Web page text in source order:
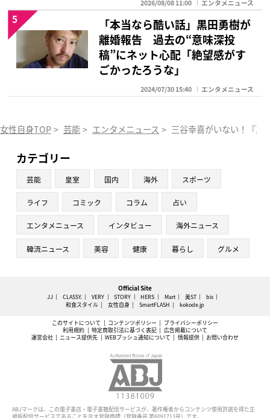
2026/08/08 11:00 エンタメニュース
「本当なら酷い話」黒田勇樹が
離婚報告 過去の“意味深投
稿”にネット心配「絶望感がす
ごかったろうな」
2024/07/30 15:40 エンタメニュース
5
女性自身TOP > 芸能 > エンタメニュース > 三谷幸喜がいない！『真
カテゴリー
芸能 皇室 国内 海外 スポーツ
ライフ コミック コラム 占い
エンタメニュース インタビュー 海外ニュース
韓流ニュース 美容 健康 暮らし グルメ
Official Site
JJ CLASSY. VERY STORY HERS Mart 美ST
bis
和食スタイル
女性自身 SmartFLASH kokode.jp
このサイトについて コンテンツポリシー
プライバシーポリシー
利用規約
特定商取引法に基づく表記
広告掲載について
運営会社
ニュース提供先 WEBプッシュ通知について 情報提供 お問い合わせ
ABJマークは、この電子書店・電子書籍配信サービスが、著作権者からコンテンツ使用許諾を得た正
規版配信サービスであることを示す登録商標（登録番号 第6091713号）です。